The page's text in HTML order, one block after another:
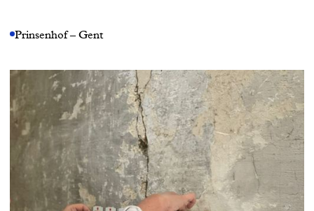
Prinsenhof – Gent